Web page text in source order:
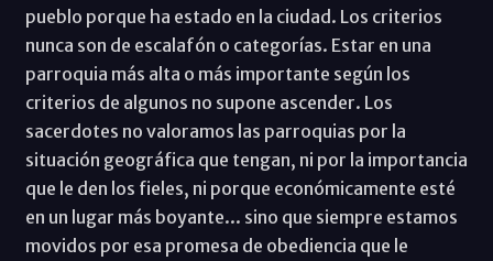
pueblo porque ha estado en la ciudad. Los criterios
nunca son de escalafón o categorías. Estar en una
parroquia más alta o más importante según los
criterios de algunos no supone ascender. Los
sacerdotes no valoramos las parroquias por la
situación geográfica que tengan, ni por la importancia
que le den los fieles, ni porque económicamente esté
en un lugar más boyante... sino que siempre estamos
movidos por esa promesa de obediencia que le